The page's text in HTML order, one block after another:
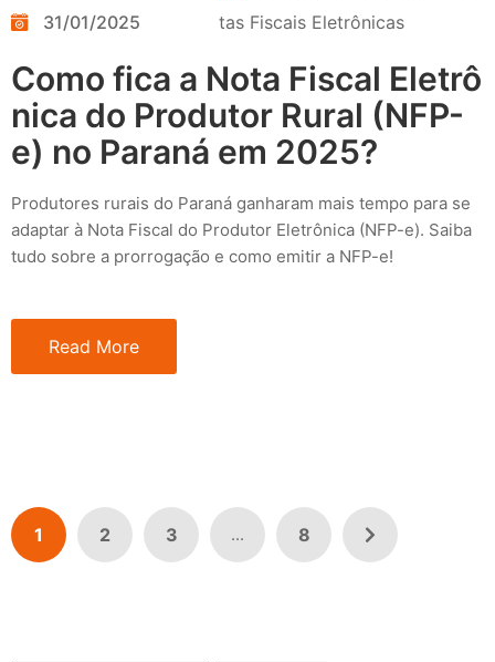
31/01/2025
tas Fiscais Eletrônicas
Como fica a Nota Fiscal Eletrô
nica do Produtor Rural (NFP-
e) no Paraná em 2025?
Produtores rurais do Paraná ganharam mais tempo para se
adaptar à Nota Fiscal do Produtor Eletrônica (NFP-e). Saiba
tudo sobre a prorrogação e como emitir a NFP-e!
Read More
1 2 3 ... 8